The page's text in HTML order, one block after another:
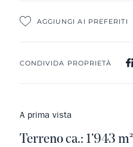
AGGIUNGI AI PREFERITI
CONDIVIDA PROPRIETÀ
A prima vista
Terreno ca.: 1’943 m²